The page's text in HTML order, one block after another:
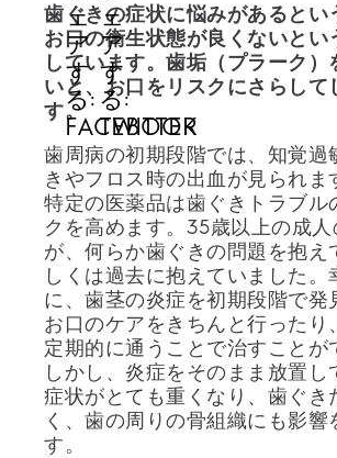
歯ぐきの症状に悩みがあるとい
お口の衛生状態が良くないとい
しています。歯垢（プラーク）
いと、お口をリスクにさらして
す。
歯周病の初期段階では、知覚過
きやフロス時の出血が見られま
特定の医薬品は歯ぐきトラブル
クを高めます。35歳以上の成
が、何らか歯ぐきの問題を抱え
しくは過去に抱えていました。
に、歯茎の炎症を初期段階で発
お口のケアをきちんと行ったり
定期的に通うことで治すことが
しかし、炎症をそのまま放置し
症状がとても重くなり、歯ぐき
く、歯の周りの骨組織にも影響
す。